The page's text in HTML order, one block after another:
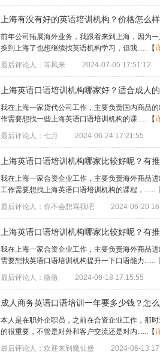
上海有没有好的英语培训机构？价格怎么
前年公司拓展海外业务，我跟着来到上海，因为
换到上海了也想继续找英语机构学习，但我...... 【
最后评论人：等风来
2024-07-05 17:51:12
上海英语口语培训机构哪家好？​适合成人
我在上海一家货代公司工作，主要负责国内商品
作需要想找一些上海英语口语培训机构的课...... 【
最后评论人：七月
2024-06-24 17:21:55
上海英语口语培训机构哪家比较好呢？有
我在上海一家合资企业工作，主要负责海外商品
工作需要想找上海英语口语培训机构的课程，......
最后评论人：你不会想骂我吧
2024-06-20
上海英语口语培训机构哪家比较好呢？有
我在上海一家合资企业工作，主要负责海外商品
需要想找英语口语培训机构提升一下口语能力......
最后评论人：微微
2024-06-18 17:15:55
成人商务英语口语培训一年要多少钱？怎
本人是在职外企职员，之前在合资企业工作，那
的很重要，不管是对外和客户交流还是对内...... 【
最后评论人：欢迎来到魔仙堡
2024-06-13